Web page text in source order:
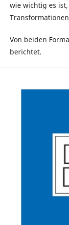
wie wichtig es
Von beiden
berichtet.